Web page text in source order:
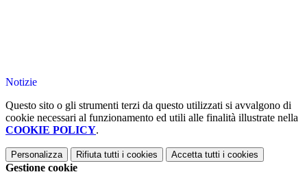
Notizie
Questo sito o gli strumenti terzi da questo utilizzati si avvalgono di
cookie necessari al funzionamento ed utili alle finalità illustrate nella
COOKIE POLICY.
Personalizza Rifiuta tutti i cookies Accetta tutti i cookies
Gestione cookie